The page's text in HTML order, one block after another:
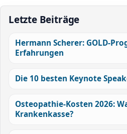
Letzte Beiträge
Hermann Scherer: GOLD-
Erfahrungen
Die 10 besten Keynote
Osteopathie-Kosten 2026:
Krankenkasse?